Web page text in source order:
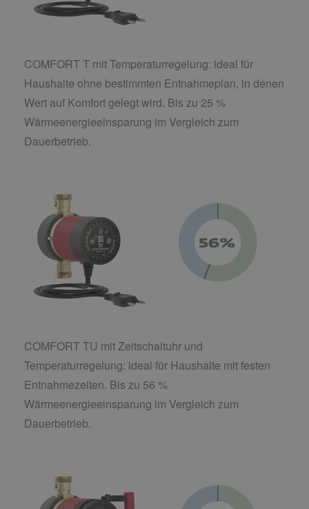
COMFORT T mit Temperaturregelung: ideal für
Haushalte ohne bestimmten Entnahmeplan, in denen
Wert auf Komfort gelegt wird. Bis zu 25 %
Wärmeenergieeinsparung im Vergleich zum
Dauerbetrieb.
COMFORT TU mit Zeitschaltuhr und
Temperaturregelung: ideal für Haushalte mit festen
Entnahmezeiten. Bis zu 56 %
Wärmeenergieeinsparung im Vergleich zum
Dauerbetrieb.